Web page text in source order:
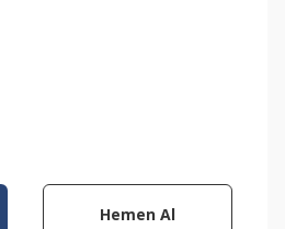
Hemen Al